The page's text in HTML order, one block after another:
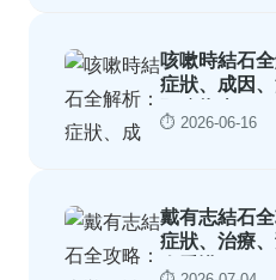
咳嗽時結石全
症狀、成因
預防指南
⏱️ 2026-06-16
戴有志結石全
症狀、治療
次看懂